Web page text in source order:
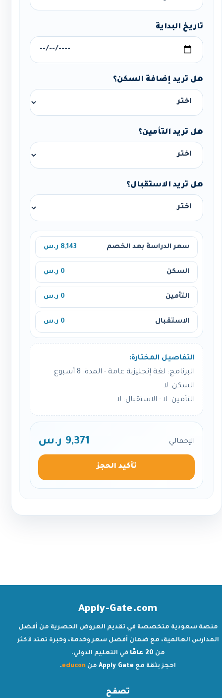
تاريخ البداية
هل تريد إضافة السكن؟
هل تريد التأمين؟
هل تريد الاستقبال؟
سعر الدراسة بعد الخصم 8,143 ر.س
السكن 0 ر.س
التأمين 0 ر.س
الاستقبال 0 ر.س
التفاصيل المختارة:
البرنامج: لغة إنجليزية عامة - المدة: 8 أسبوع
السكن: لا
التأمين: لا - الاستقبال: لا
الإجمالي 9,371 ر.س
تأكيد الحجز
Apply-Gate.com
منصة سعودية متخصصة في تقديم العروض الحصرية من أفضل
المدارس العالمية، مع ضمان أفضل سعر وخدمة، وخبرة تمتد لأكثر
من 20 عامًا
في التعليم الدولي.
احجز بثقة مع Apply Gate من educon
.
تصفح